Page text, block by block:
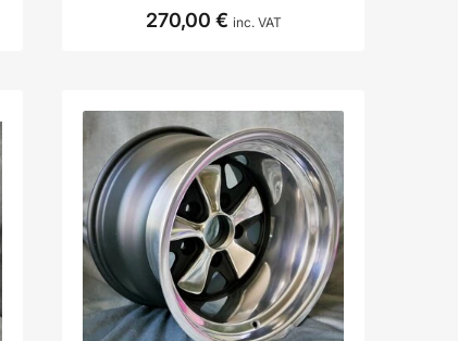
Prix
270,00 € inc. VAT